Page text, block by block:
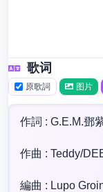
歌词
原歌詞 图片
作詞 : G.E.M.鄧
作曲 : Teddy/
編曲 : Lupo